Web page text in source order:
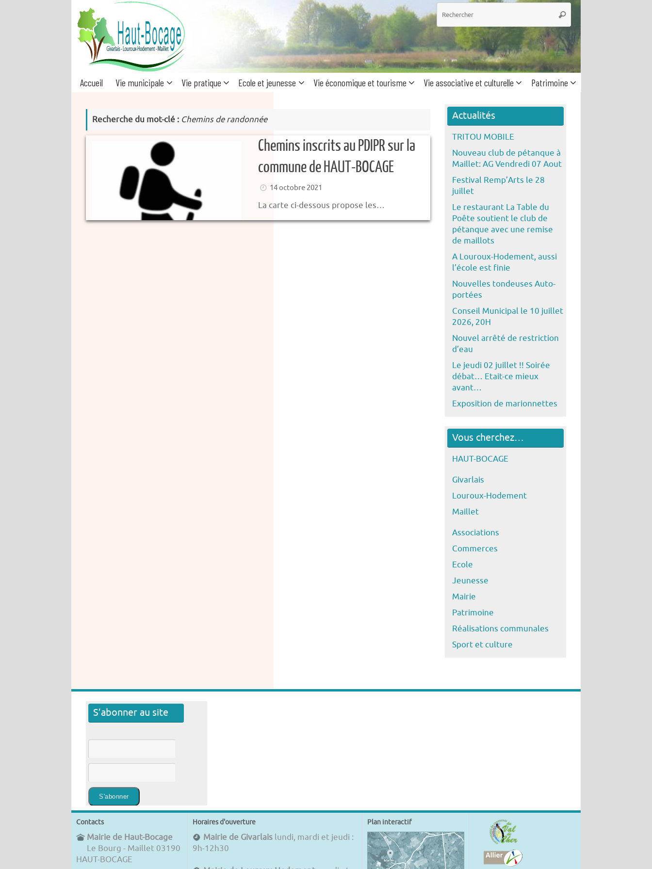
Recherche
pour
Rechercher
Accueil Vie municipale Vie pratique Ecole et jeunesse Vie économique et tourisme Vie associative et culturelle Patrimoine
Recherche du mot-clé : Chemins de randonnée
Chemins inscrits au PDIPR sur la
commune de HAUT-BOCAGE
14 octobre 2021
La carte ci-dessous propose les…
Actualités
TRITOU MOBILE
Nouveau club de pétanque à
Maillet: AG Vendredi 07 Aout
Festival Remp’Arts le 28
juillet
Le restaurant La Table du
Poête soutient le club de
pétanque avec une remise
de maillots
A Louroux-Hodement, aussi
l’école est finie
Nouvelles tondeuses Auto-
portées
Conseil Municipal le 10 juillet
2026, 20H
Nouvel arrêté de restriction
d’eau
Le jeudi 02 juillet !! Soirée
débat… Etait-ce mieux
avant…
Exposition de marionnettes
Vous cherchez…
HAUT-BOCAGE
Givarlais
Louroux-Hodement
Maillet
Associations
Commerces
Ecole
Jeunesse
Mairie
Patrimoine
Réalisations communales
Sport et culture
S’abonner au site
Contacts
Mairie de Haut-Bocage
Le Bourg - Maillet 03190
HAUT-BOCAGE
Horaires d'ouverture
Mairie de Givarlais lundi, mardi et jeudi :
9h-12h30
Plan interactif